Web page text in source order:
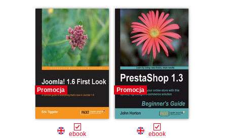
tricks, you‚Äôll
learn to give your
site the competitive
edge
Promocja
ebook
Promocja
ebook